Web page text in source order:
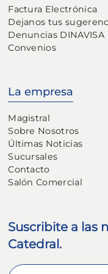
Factura Electrónica
Dejanos tus
Denuncias DINAVISA
Convenios
La empresa
Magistral
Sobre Nosotros
Últimas Noticias
Sucursales
Contacto
Salón Comercial
Suscribite a las
Catedral.